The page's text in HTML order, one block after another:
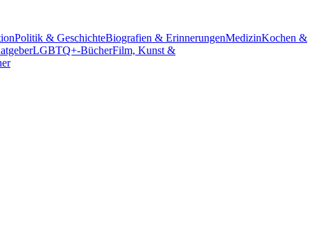
Politik & GeschichteBiografien & ErinnerungenMedizinKochen &
LGBTQ+-BücherFilm, Kunst &